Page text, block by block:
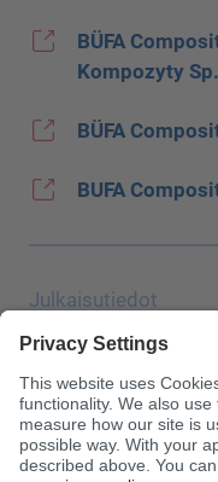
BÜFA
Kompozyty
BÜFA
BUFA
Julkaisutiedot
Tietosuoja
JEC Trade Show